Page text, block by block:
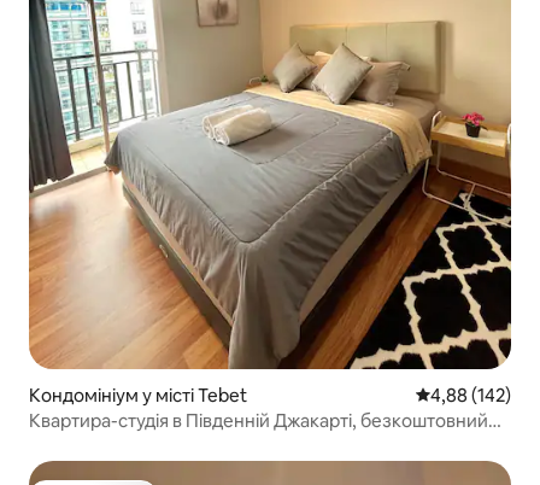
Кондомініум у місті Tebet Середня
4,88 (142)
Квартира-студія в Південній Джакарті, безкоштовний